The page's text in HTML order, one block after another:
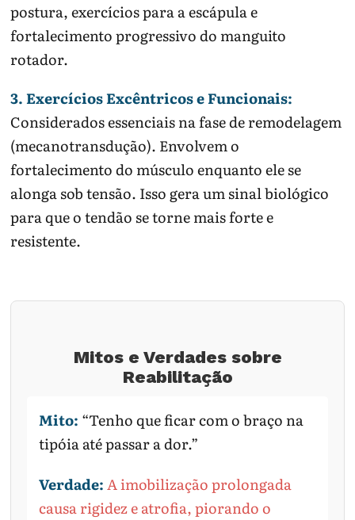
postura, exercícios para a escápula e
fortalecimento progressivo do manguito
rotador.
3. Exercícios Excêntricos e Funcionais:
Considerados essenciais na fase de remodelagem
(mecanotransdução). Envolvem o
fortalecimento do músculo enquanto ele se
alonga sob tensão. Isso gera um sinal biológico
para que o tendão se torne mais forte e
resistente.
Mitos e Verdades sobre
Reabilitação
Mito: “Tenho que ficar com o braço na
tipóia até passar a dor.”
Verdade:A imobilização prolongada
causa rigidez e atrofia, piorando o